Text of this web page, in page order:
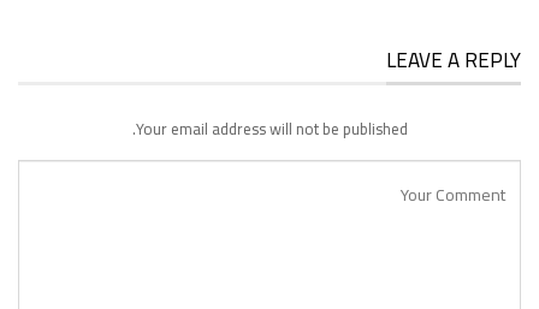
LEAVE A REPLY
Your email address will not be published.